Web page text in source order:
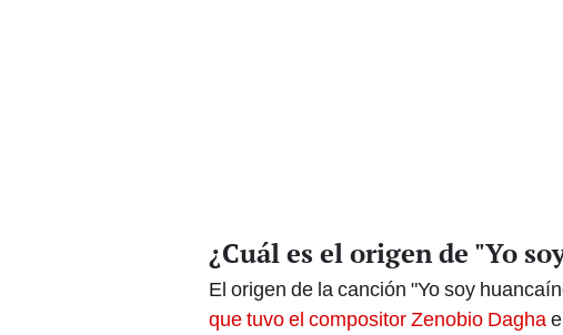
¿Cuál es el origen de "Yo
El origen de la canción "Yo soy
que tuvo el compositor Zenobio Dagha